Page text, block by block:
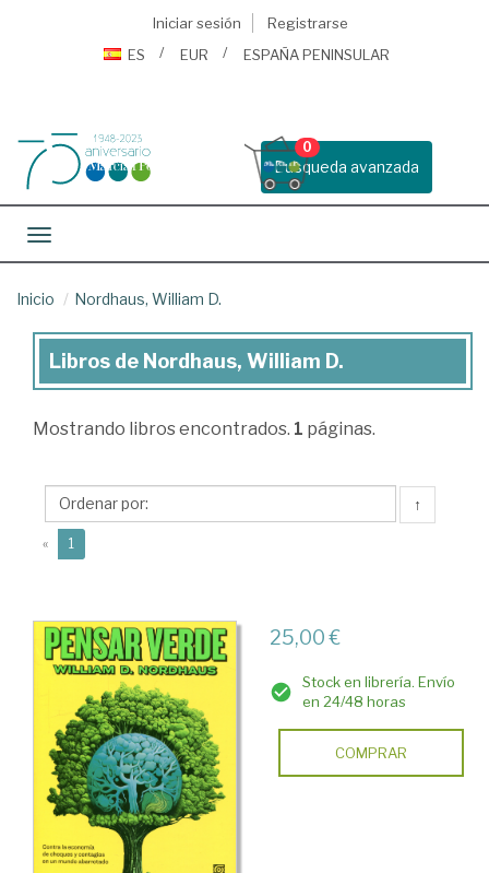
Iniciar sesión
Registrarse
ES
EUR ESPAÑA PENINSULAR
Busqueda avanzada
0
Toggle navigation
Inicio Nordhaus, William D.
Libros
Nordhaus,
Libros de Nordhaus, William D.
Mostrando libros encontrados. 1 páginas.
↑
« 1
25,00 €
Stock en librería. Envío
en 24/48 horas
COMPRAR